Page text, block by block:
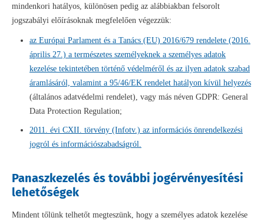
mindenkori hatályos, különösen pedig az alábbiakban felsorolt
jogszabályi előírásoknak megfelelően végezzük:
az Európai Parlament és a Tanács (EU) 2016/679 rendelete (2016.
április 27.) a természetes személyeknek a személyes adatok
kezelése tekintetében történő védelméről és az ilyen adatok szabad
áramlásáról, valamint a 95/46/EK rendelet hatályon kívül helyezés
(általános adatvédelmi rendelet), vagy más néven GDPR: General
Data Protection Regulation;
2011. évi CXII. törvény (Infotv.) az információs önrendelkezési
jogról és információszabadságról.
Panaszkezelés és további jogérvényesítési
lehetőségek
Mindent tőlünk telhetőt megteszünk, hogy a személyes adatok kezelése